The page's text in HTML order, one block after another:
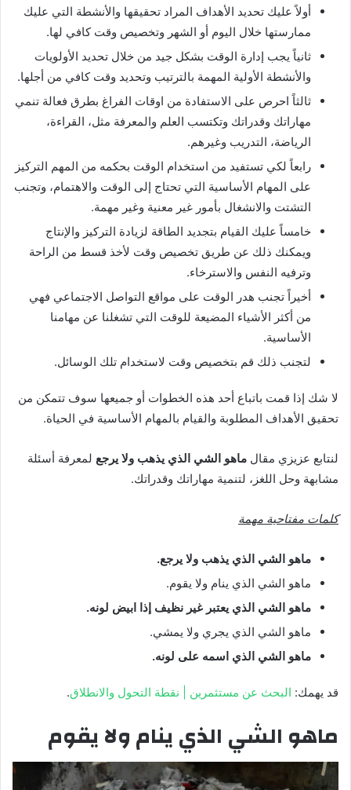
أولاً عليك تحديد الأهداف المراد تحقيقها والأنشطة التي عليك
ممارستها خلال اليوم أو الشهر وتخصيص وقت كافي لها.
ثانياً يجب إدارة الوقت بشكل جيد من خلال تحديد الأولويات
والأنشطة الأولية المهمة بالترتيب وتحديد وقت كافي من أجلها.
ثالثاً احرص على الاستفادة من اوقات الفراغ بطرق فعالة تنمي
مهاراتك وقدراتك وتكتسب العلم والمعرفة مثل، القراءة،
الرياضة، التدريب وغيرهم.
رابعاً لكي تستفيد من استخدام الوقت بحكمه من المهم التركيز
على المهام الأساسية التي تحتاج إلى الوقت والاهتمام، وتجنب
التشتت والانشغال بأمور غير معنية وغير مهمة.
خامساً عليك القيام بتجديد الطاقة لزيادة التركيز والإنتاج
ويمكنك ذلك عن طريق تخصيص وقت لأخذ قسط من الراحة
وترفيه النفس والاسترخاء.
أخيراً تجنب هدر الوقت على مواقع التواصل الاجتماعي فهي
من أكثر الأشياء المضيعة للوقت التي تشغلنا عن مهامنا
الأساسية.
لتجنب ذلك قم بتخصيص وقت لاستخدام تلك الوسائل.
لا شك إذا قمت باتباع أحد هذه الخطوات أو جميعها سوف تتمكن من
تحقيق الأهداف المطلوبة والقيام بالمهام الأساسية في الحياة.
لنتابع عزيزي مقال ماهو الشي الذي يذهب ولا يرجع لمعرفة أسئلة
مشابهة وحل اللغز، لتنمية مهاراتك وقدراتك.
كلمات مفتاحية مهمة
ماهو الشي الذي يذهب ولا يرجع.
ماهو الشي الذي ينام ولا يقوم.
ماهو الشي الذي يعتبر غير نظيف إذا ابيض لونه.
ماهو الشي الذي يجري ولا يمشي.
ماهو الشي الذي اسمه على لونه.
قد يهمك: البحث عن مستثمرين | نقطة التحول والانطلاق.
ماهو الشي الذي ينام ولا يقوم